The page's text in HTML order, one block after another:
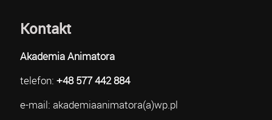
Kontakt
Akademia Animatora
telefon: +48 577 442 884
e-mail: akademiaanimatora(a)wp.pl